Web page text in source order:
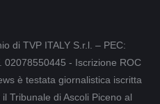
di TVP ITALY S.r.l. – PEC:
02078550445 - Iscrizione ROC
è testata giornalistica iscritta
Tribunale di Ascoli Piceno al